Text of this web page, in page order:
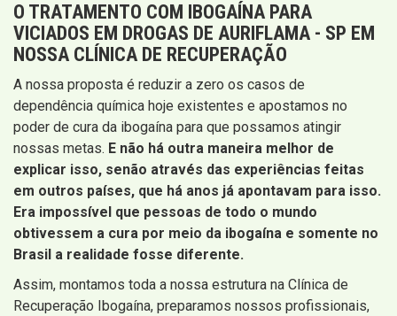
O TRATAMENTO COM IBOGAÍNA PARA
VICIADOS EM DROGAS DE AURIFLAMA - SP EM
NOSSA CLÍNICA DE RECUPERAÇÃO
A nossa proposta é reduzir a zero os casos de
dependência química hoje existentes e apostamos no
poder de cura da ibogaína para que possamos atingir
nossas metas. E não há outra maneira melhor de
explicar isso, senão através das experiências feitas
em outros países, que há anos já apontavam para isso.
Era impossível que pessoas de todo o mundo
obtivessem a cura por meio da ibogaína e somente no
Brasil a realidade fosse diferente.
Assim, montamos toda a nossa estrutura na Clínica de
Recuperação Ibogaína, preparamos nossos profissionais,